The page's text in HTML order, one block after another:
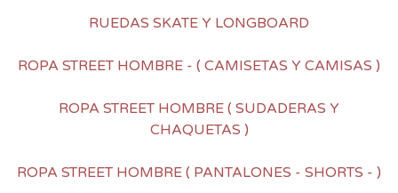
RUEDAS SKATE Y LONGBOARD
ROPA STREET HOMBRE - ( CAMISETAS Y CAMISAS )
ROPA STREET HOMBRE ( SUDADERAS Y
CHAQUETAS )
ROPA STREET HOMBRE ( PANTALONES - SHORTS - )